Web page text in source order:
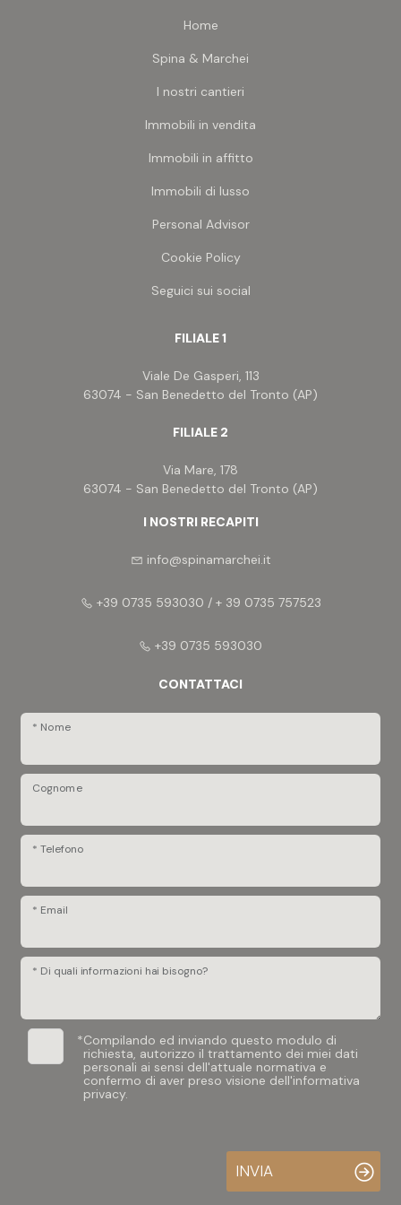
Home
Spina & Marchei
I nostri cantieri
Immobili in vendita
Immobili in affitto
Immobili di lusso
Personal Advisor
Cookie Policy
Seguici sui social
FILIALE 1
Viale De Gasperi, 113
63074 - San Benedetto del Tronto (AP)
FILIALE 2
Via Mare, 178
63074 - San Benedetto del Tronto (AP)
I NOSTRI RECAPITI
info@spinamarchei.it
+39 0735 593030 / + 39 0735 757523
+39 0735 593030
CONTATTACI
* Nome
Cognome
* Telefono
* Email
* Di quali informazioni hai bisogno?
*Compilando ed inviando questo modulo di
richiesta, autorizzo il trattamento dei miei dati
personali ai sensi dell'attuale normativa e
confermo di aver preso visione dell'informativa
privacy.
INVIA